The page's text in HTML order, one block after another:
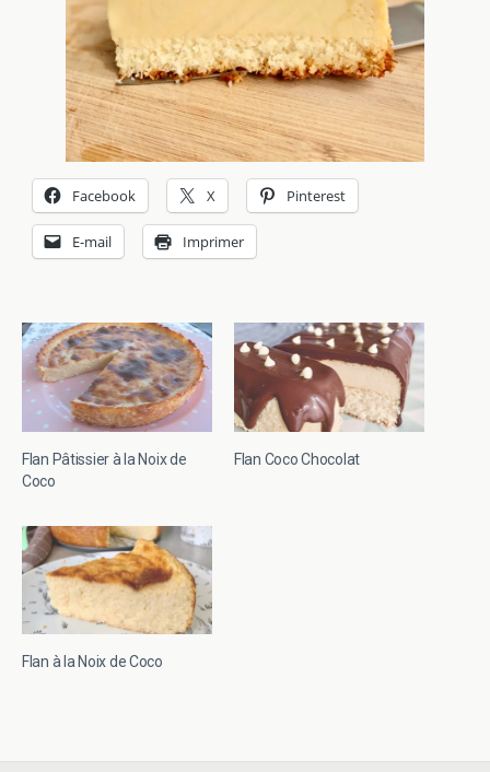
Facebook X Pinterest
E-mail Imprimer
Flan Pâtissier à la Noix de
Coco
Flan Coco Chocolat
Flan à la Noix de Coco